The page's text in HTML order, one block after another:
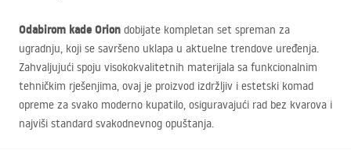
Odabirom kade Orion dobijate kompletan set spreman za
ugradnju, koji se savršeno uklapa u aktuelne trendove uređenja.
Zahvaljujući spoju visokokvalitetnih materijala sa funkcionalnim
tehničkim rješenjima, ovaj je proizvod izdržljiv i estetski komad
opreme za svako moderno kupatilo, osiguravajući rad bez kvarova i
najviši standard svakodnevnog opuštanja.